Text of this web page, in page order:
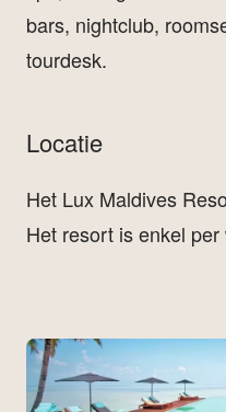
bars, nightclub,
tourdesk.
Locatie
Het Lux Maldives
Het resort is enkel